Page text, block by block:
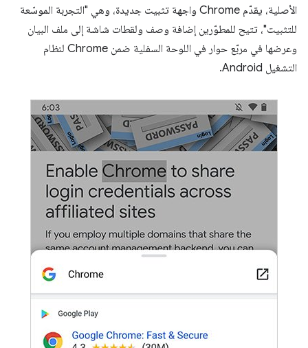
الأصلية، يقدّم Chrome واجهة تثبيت جديدة، وهي "التجربة الموسّعة
للتثبيت"، تتيح للمطوّرين إضافة وصف ولقطات شاشة إلى ملف البيان
وعرضها في مربّع حوار في اللوحة السفلية ضمن Chrome لنظام
التشغيل Android.